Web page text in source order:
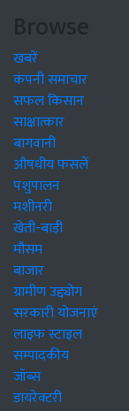
Browse
खबरें
कंपनी समाचार
सफल किसान
साक्षात्कार
बागवानी
औषधीय फसलें
पशुपालन
मशीनरी
खेती-बाड़ी
मौसम
बाजार
ग्रामीण उद्द्योग
सरकारी योजनाएं
लाइफ स्टाइल
सम्पादकीय
जॉब्स
डायरेक्टरी